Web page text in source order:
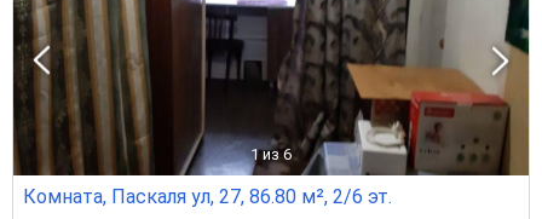
1 из 6
Комната, Паскаля ул, 27, 86.80 м², 2/6 эт.